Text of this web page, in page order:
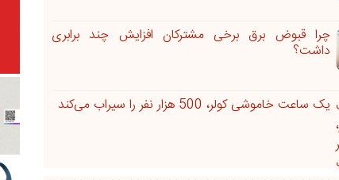
چرا قبوض برق برخی مشترکان افزایش چند برابری
داشت؟
یک ساعت خاموشی کولر، 500 هزار نفر را سیراب می‌کند